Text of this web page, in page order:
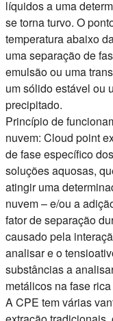
líquidos a uma
se torna turvo. O
temperatura abaixo
uma separação de
emulsão ou uma
um sólido estável ou
precipitado.
Princípio de
nuvem: Cloud point
de fase específico
soluções aquosas,
atingir uma
nuvem – e/ou a
fator de separação
causado pela
analisar e o
substâncias a
metálicos na fase
A CPE tem várias